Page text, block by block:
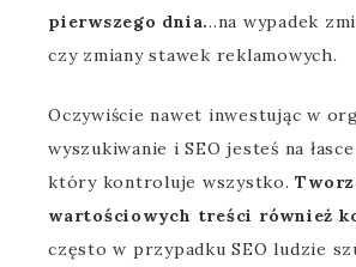
pierwszego dnia...na wypadek
czy zmiany stawek reklamowych.
Oczywiście nawet inwestując w
wyszukiwanie i SEO jesteś na
który kontroluje wszystko.
wartościowych treści również
często w przypadku SEO ludzie